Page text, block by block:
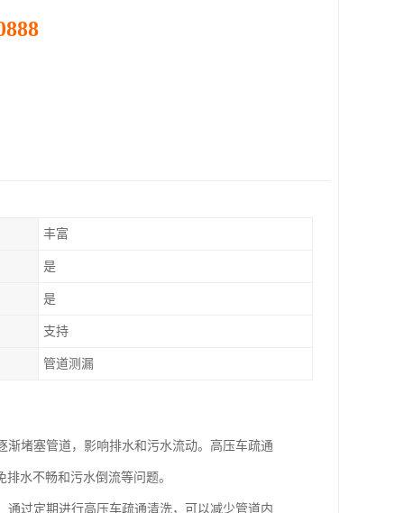
丰富
是
是
支持
管道测漏
堵塞管道，影响排水和污水流动。高压车疏通
水不畅和污水倒流等问题。
过定期进行高压车疏通清洗，可以减少管道内